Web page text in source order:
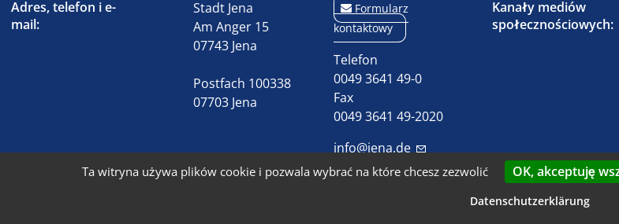
Adres, telefon i e-
mail:
Stadt Jena
Am Anger 15
07743 Jena
Postfach 100338
07703 Jena
Formularz
kontaktowy
Telefon
0049 3641 49-0
Fax
0049 3641 49-2020
info@jena.de
Kanały mediów
społecznościowych:
Dostępność
Ta witryna używa plików cookie i pozwala wybrać na które chcesz zezwolić OK, akceptuję
Datenschutzerklärung